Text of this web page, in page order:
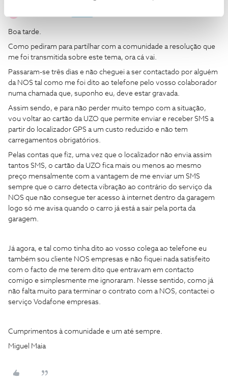
Boa tarde.
Como pediram para partilhar com a comunidade a resolução que
me foi transmitida sobre este tema, ora cá vai.
Passaram-se três dias e não cheguei a ser contactado por alguém
da NOS tal como me foi dito ao telefone pelo vosso colaborador
numa chamada que, suponho eu, deve estar gravada.
Assim sendo, e para não perder muito tempo com a situação,
vou voltar ao cartão da UZO que permite enviar e receber SMS a
partir do localizador GPS a um custo reduzido e não tem
carregamentos obrigatórios.
Pelas contas que fiz, uma vez que o localizador não envia assim
tantos SMS, o cartão da UZO fica mais ou menos ao mesmo
preço mensalmente com a vantagem de me enviar um SMS
sempre que o carro detecta vibração ao contrário do serviço da
NOS que não consegue ter acesso à internet dentro da garagem
logo só me avisa quando o carro já está a sair pela porta da
garagem.
Já agora, e tal como tinha dito ao vosso colega ao telefone eu
também sou cliente NOS empresas e não fiquei nada satisfeito
com o facto de me terem dito que entravam em contacto
comigo e simplesmente me ignoraram. Nesse sentido, como já
não falta muito para terminar o contrato com a NOS, contactei o
serviço Vodafone empresas.
Cumprimentos à comunidade e um até sempre.
Miguel Maia